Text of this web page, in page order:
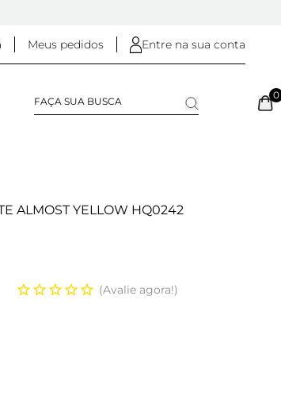
Meus pedidos Entre na sua conta
0
ALMOST YELLOW HQ0242
Avalie agora!